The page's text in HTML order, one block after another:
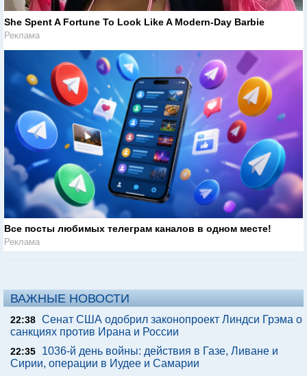
She Spent A Fortune To Look Like A Modern-Day Barbie
Реклама
Все посты любимых телеграм каналов в одном месте!
Реклама
ВАЖНЫЕ НОВОСТИ
22:38 Сенат США одобрил законопроект Линдси Грэма о
санкциях против Ирана и России
22:35
1036-й день войны: действия в Газе, Ливане и
Сирии, операции в Иудее и Самарии